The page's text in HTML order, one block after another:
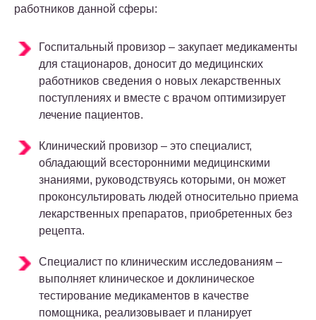
работников данной сферы:
Госпитальный провизор – закупает медикаменты
для стационаров, доносит до медицинских
работников сведения о новых лекарственных
поступлениях и вместе с врачом оптимизирует
лечение пациентов.
Клинический провизор – это специалист,
обладающий всесторонними медицинскими
знаниями, руководствуясь которыми, он может
проконсультировать людей относительно приема
лекарственных препаратов, приобретенных без
рецепта.
Специалист по клиническим исследованиям –
выполняет клиническое и доклиническое
тестирование медикаментов в качестве
помощника, реализовывает и планирует